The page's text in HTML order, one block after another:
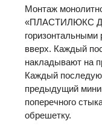
Монтаж
«ПЛАСТИЛЮКС
вверх. Каждый
накладывают на
Каждый
предыдущий
поперечного
обрешетку.